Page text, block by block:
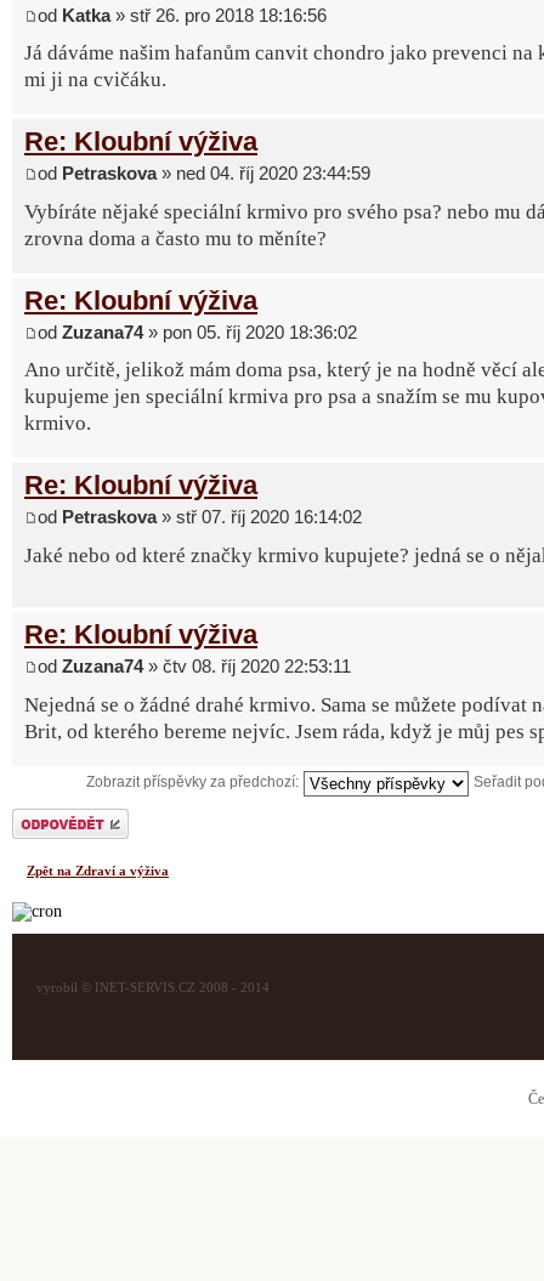
od Katka» stř 26. pro 2018 18:16:56
Já dáváme našim hafanům canvit chondro jako prevenci
mi ji na cvičáku.
Re: Kloubní výživa
od Petraskova» ned 04. říj 2020 23:44:59
Vybíráte nějaké speciální krmivo pro svého psa? nebo mu
zrovna doma a často mu to měníte?
Re: Kloubní výživa
od Zuzana74» pon 05. říj 2020 18:36:02
Ano určitě, jelikož mám doma psa, který je na hodně věcí
kupujeme jen speciální krmiva pro psa a snažím se mu
krmivo.
Re: Kloubní výživa
od Petraskova» stř 07. říj 2020 16:14:02
Jaké nebo od které značky krmivo kupujete? jedná se o
Re: Kloubní výživa
od Zuzana74» čtv 08. říj 2020 22:53:11
Nejedná se o žádné drahé krmivo. Sama se můžete podívat
Brit, od kterého bereme nejvíc. Jsem ráda, když je můj pes
Zobrazit příspěvky za předchozí: Seřadit
Odeslat odpověď
Zpět na Zdraví a výživa
vyrobil © INET-SERVIS.CZ 2008 - 2014